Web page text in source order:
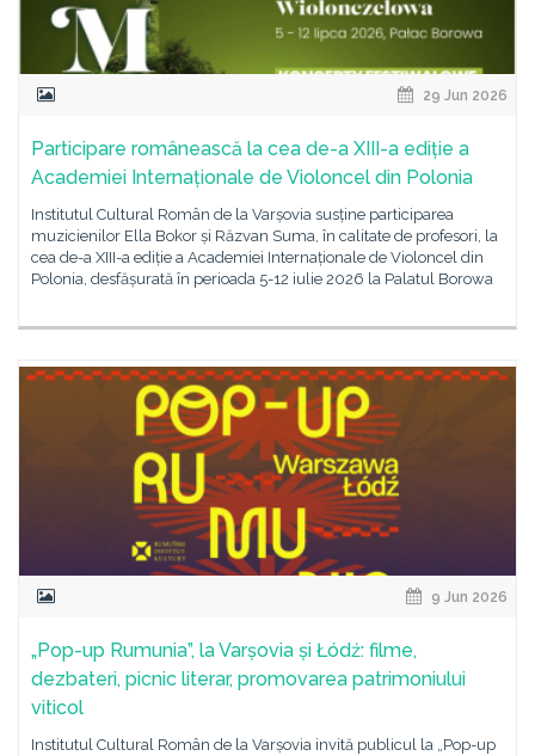
29 Jun 2026
Participare românească la cea de-a XIII-a ediție a
Academiei Internaționale de Violoncel din Polonia
Institutul Cultural Român de la Varșovia susține participarea
muzicienilor Ella Bokor și Răzvan Suma, în calitate de profesori, la
cea de-a XIII-a ediție a Academiei Internaționale de Violoncel din
Polonia, desfășurată în perioada 5-12 iulie 2026 la Palatul Borowa
9 Jun 2026
„Pop-up Rumunia”, la Varșovia și Łódź: filme,
dezbateri, picnic literar, promovarea patrimoniului
viticol
Institutul Cultural Român de la Varșovia invită publicul la „Pop-up